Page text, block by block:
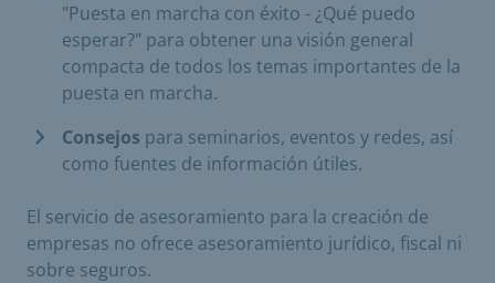
"Puesta en marcha con éxito - ¿Qué puedo
esperar?" para obtener una visión general
compacta de todos los temas importantes de la
puesta en marcha.
Consejos para seminarios, eventos y redes, así
como fuentes de información útiles.
El servicio de asesoramiento para la creación de
empresas no ofrece asesoramiento jurídico, fiscal ni
sobre seguros.